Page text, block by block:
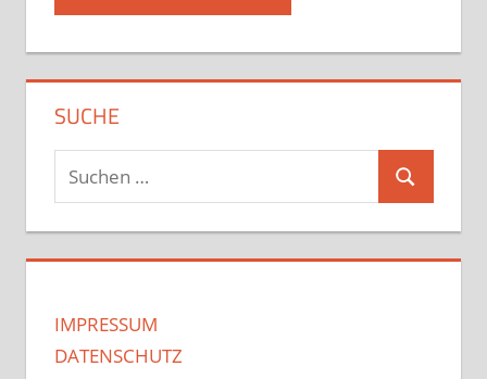
SUCHE
Suchen
nach:
Suchen
IMPRESSUM
DATENSCHUTZ